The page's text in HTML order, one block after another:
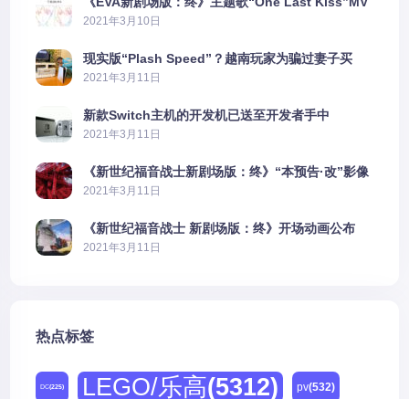
公布
2021年3月10日
现实版“Plash Speed”？越南玩家为骗过妻子买
PS5上演好戏
2021年3月11日
新款Switch主机的开发机已送至开发者手中
2021年3月11日
《新世纪福音战士新剧场版：终》“本预告·改”影像
公开
2021年3月11日
《新世纪福音战士 新剧场版：终》开场动画公布
2021年3月11日
热点标签
DC(225) LEGO/乐高(5312) pv(532)